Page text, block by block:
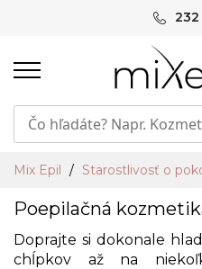
232
Mix Epil Starostlivosť o
Poepilačná
Doprajte si dokonale
chĺpkov až na